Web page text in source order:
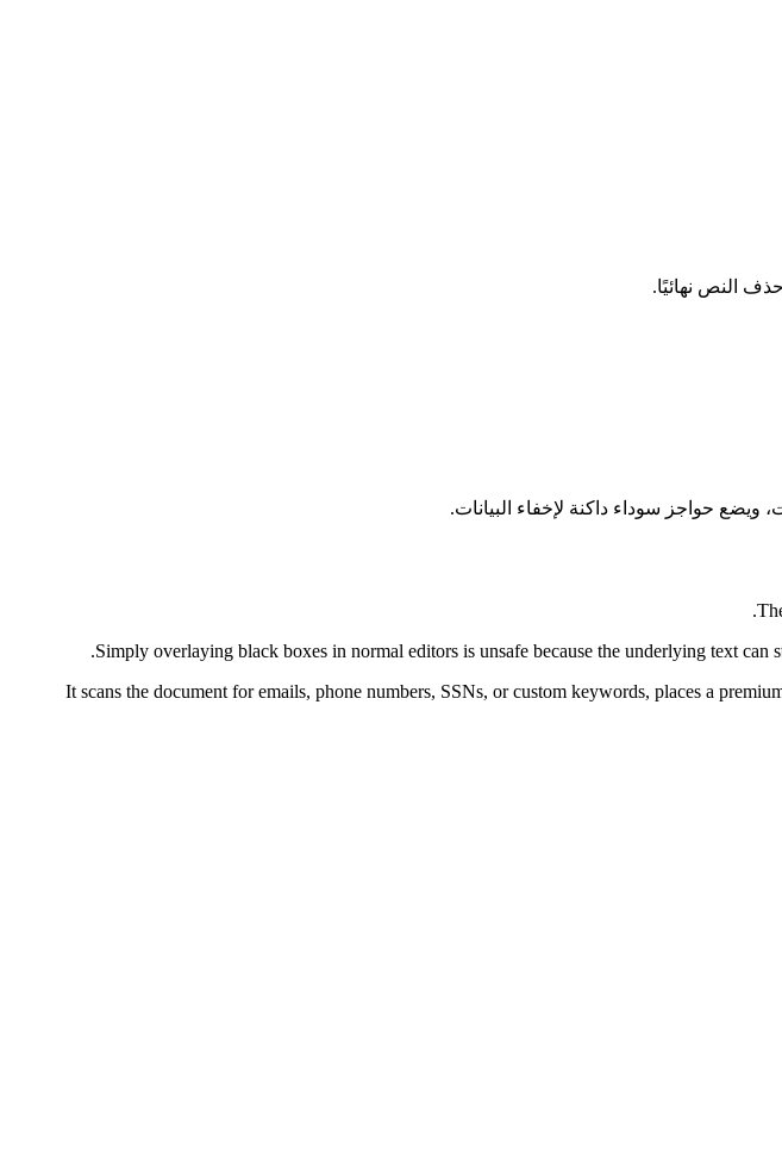
Simply overlaying black boxes in normal editors is unsafe because the underlying text can
.
It scans the document for emails, phone numbers, SSNs, or custom keywords, places a